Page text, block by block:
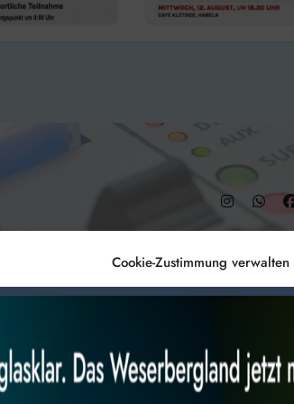
Cookie-Zustimmung verwalten
Merkmale
9C